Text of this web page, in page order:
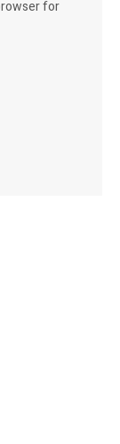
for